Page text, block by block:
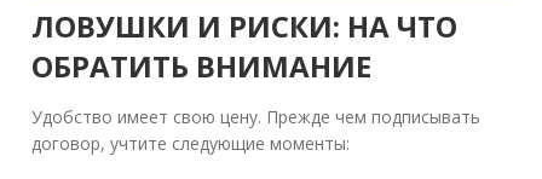
ЛОВУШКИ И РИСКИ: НА ЧТО
ОБРАТИТЬ ВНИМАНИЕ
Удобство имеет свою цену. Прежде чем подписывать
договор, учтите следующие моменты: